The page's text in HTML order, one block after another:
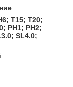
T15; T20;
PH1; PH2;
SL4.0;